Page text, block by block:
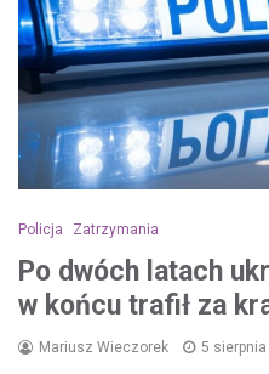
Policja Zatrzymania
Po dwóch latach
w końcu trafił za
Mariusz Wieczorek 5